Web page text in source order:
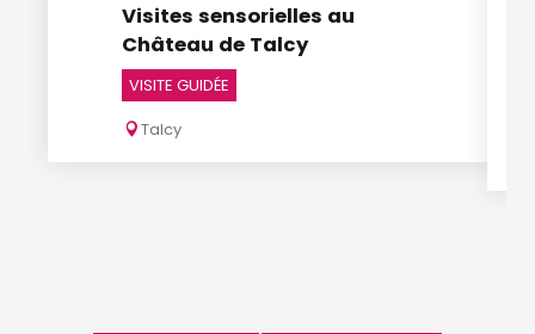
Visites sensorielles au
Château de Talcy
VISITE GUIDÉE
Talcy